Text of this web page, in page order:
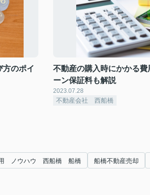
方のポイ
不動産の購入時にかかる
ーン保証料も解説
2023.07.28
不動産会社 西船橋
ノウハウ 西船橋 船橋 船橋不動産売却